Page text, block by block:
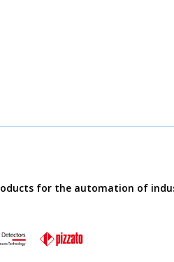
for the automation of